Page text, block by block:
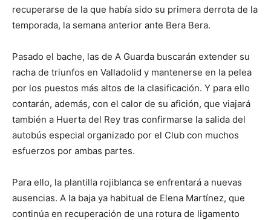
recuperarse de la que había sido su primera derrota de la
temporada, la semana anterior ante Bera Bera.
Pasado el bache, las de A Guarda buscarán extender su
racha de triunfos en Valladolid y mantenerse en la pelea
por los puestos más altos de la clasificación. Y para ello
contarán, además, con el calor de su afición, que viajará
también a Huerta del Rey tras confirmarse la salida del
autobús especial organizado por el Club con muchos
esfuerzos por ambas partes.
Para ello, la plantilla rojiblanca se enfrentará a nuevas
ausencias. A la baja ya habitual de Elena Martínez, que
continúa en recuperación de una rotura de ligamento